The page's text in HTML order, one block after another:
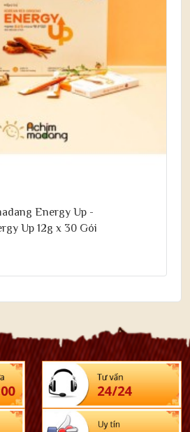
Energy Up -
Up 12g x 30 Gói